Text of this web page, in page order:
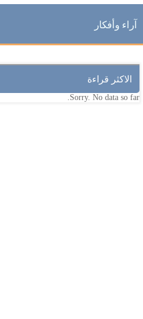
آراء وأفكار
الاكثر قراءة
Sorry. No data so far.